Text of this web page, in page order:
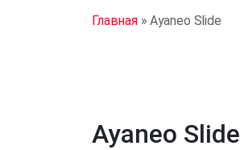
Главная » Ayaneo Slide
Ayaneo Slide